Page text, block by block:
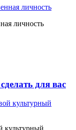
личность
для вас
культурный